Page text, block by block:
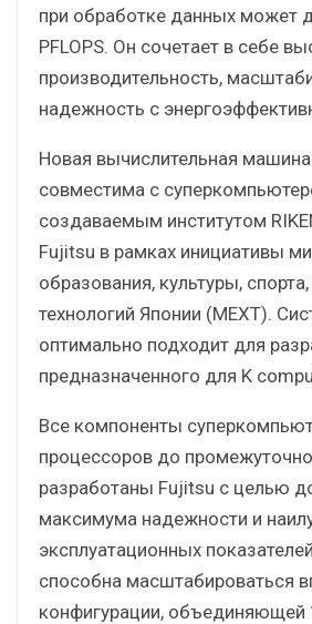
при обработке данных может
PFLOPS. Он сочетает в себе
производительность,
надежность с
Новая вычислительная
совместима с
создаваемым институтом
Fujitsu в рамках инициативы
образования, культуры,
технологий Японии (MEXT).
оптимально подходит для
предназначенного для K
Все компоненты
процессоров до
разработаны Fujitsu с целью
максимума надежности и
эксплуатационных
способна масштабироваться
конфигурации, объединяющей